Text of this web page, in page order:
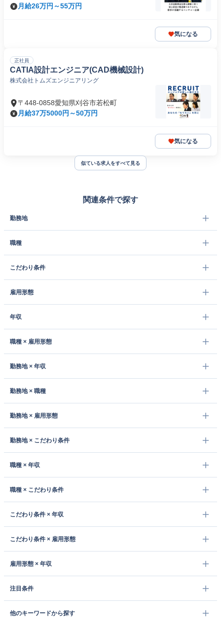
月給26万円～55万円
気になる
正社員
CATIA設計エンジニア(CAD機械設計)
株式会社トムズエンジニアリング
〒448-0858愛知県刈谷市若松町
月給37万5000円～50万円
気になる
似ている求人をすべて見る
関連条件で探す
勤務地
職種
こだわり条件
雇用形態
年収
職種 × 雇用形態
勤務地 × 年収
勤務地 × 職種
勤務地 × 雇用形態
勤務地 × こだわり条件
職種 × 年収
職種 × こだわり条件
こだわり条件 × 年収
こだわり条件 × 雇用形態
雇用形態 × 年収
注目条件
他のキーワードから探す